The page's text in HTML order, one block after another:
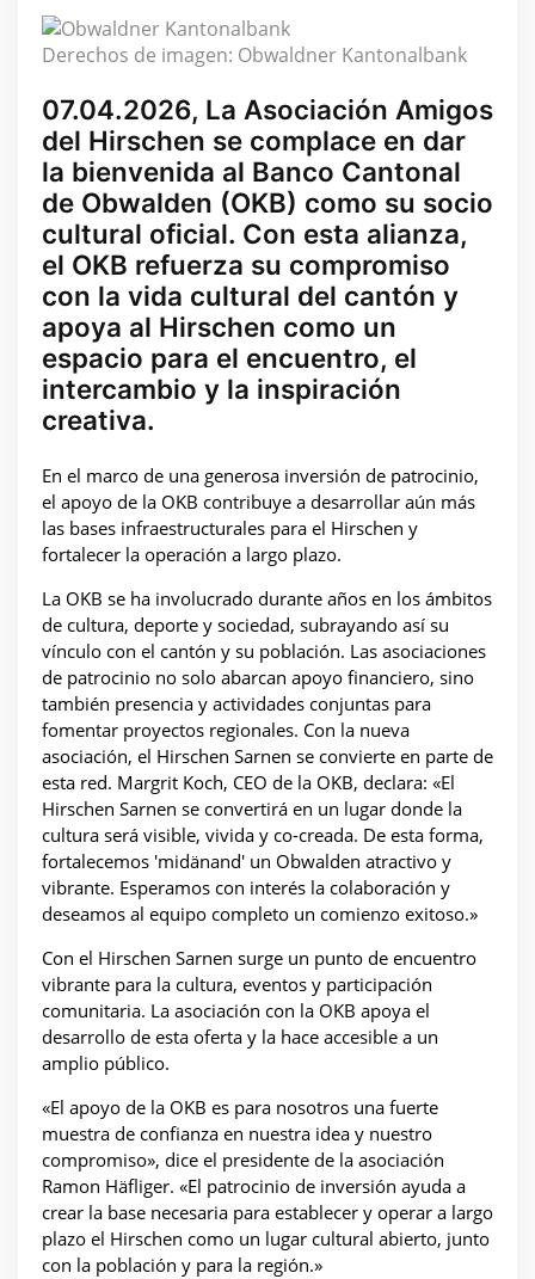
Derechos de imagen: Obwaldner Kantonalbank
07.04.2026, La Asociación Amigos
del Hirschen se complace en dar
la bienvenida al Banco Cantonal
de Obwalden (OKB) como su socio
cultural oficial. Con esta alianza,
el OKB refuerza su compromiso
con la vida cultural del cantón y
apoya al Hirschen como un
espacio para el encuentro, el
intercambio y la inspiración
creativa.
En el marco de una generosa inversión de patrocinio,
el apoyo de la OKB contribuye a desarrollar aún más
las bases infraestructurales para el Hirschen y
fortalecer la operación a largo plazo.
La OKB se ha involucrado durante años en los ámbitos
de cultura, deporte y sociedad, subrayando así su
vínculo con el cantón y su población. Las asociaciones
de patrocinio no solo abarcan apoyo financiero, sino
también presencia y actividades conjuntas para
fomentar proyectos regionales. Con la nueva
asociación, el Hirschen Sarnen se convierte en parte de
esta red. Margrit Koch, CEO de la OKB, declara: «El
Hirschen Sarnen se convertirá en un lugar donde la
cultura será visible, vivida y co-creada. De esta forma,
fortalecemos 'midänand' un Obwalden atractivo y
vibrante. Esperamos con interés la colaboración y
deseamos al equipo completo un comienzo exitoso.»
Con el Hirschen Sarnen surge un punto de encuentro
vibrante para la cultura, eventos y participación
comunitaria. La asociación con la OKB apoya el
desarrollo de esta oferta y la hace accesible a un
amplio público.
«El apoyo de la OKB es para nosotros una fuerte
muestra de confianza en nuestra idea y nuestro
compromiso», dice el presidente de la asociación
Ramon Häfliger. «El patrocinio de inversión ayuda a
crear la base necesaria para establecer y operar a largo
plazo el Hirschen como un lugar cultural abierto, junto
con la población y para la región.»